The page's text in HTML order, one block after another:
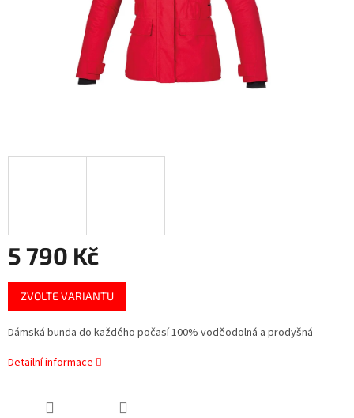
5 790 Kč
Měrná
cena:
ZVOLTE VARIANTU
Dámská bunda do každého počasí 100% voděodolná a prodyšná
Detailní informace